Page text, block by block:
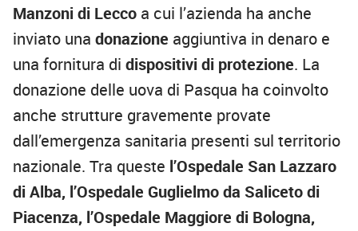
Manzoni di Lecco a cui l’azienda ha anche
inviato una donazione aggiuntiva in denaro e
una fornitura di dispositivi di protezione. La
donazione delle uova di Pasqua ha coinvolto
anche strutture gravemente provate
dall’emergenza sanitaria presenti sul territorio
nazionale. Tra queste l’Ospedale San Lazzaro
di Alba, l’Ospedale Guglielmo da Saliceto di
Piacenza, l’Ospedale Maggiore di Bologna,